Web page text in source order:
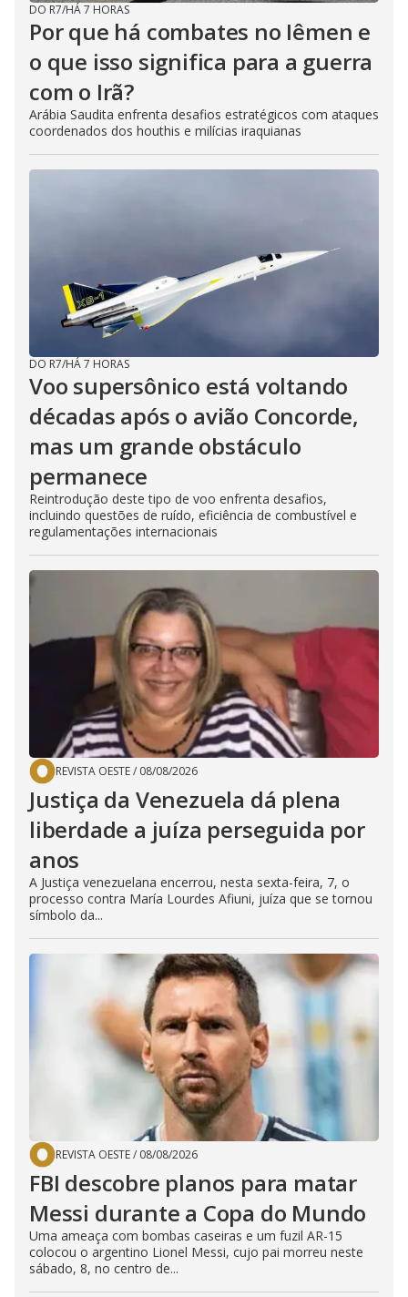
DO R7/HÁ 7 HORAS
Por que há combates no Iêmen e
o que isso significa para a guerra
com o Irã?
Arábia Saudita enfrenta desafios estratégicos com ataques
coordenados dos houthis e milícias iraquianas
DO R7/HÁ 7 HORAS
Voo supersônico está voltando
décadas após o avião Concorde,
mas um grande obstáculo
permanece
Reintrodução deste tipo de voo enfrenta desafios,
incluindo questões de ruído, eficiência de combustível e
regulamentações internacionais
REVISTA OESTE/ 08/08/2026
Justiça da Venezuela dá plena
liberdade a juíza perseguida por
anos
A Justiça venezuelana encerrou, nesta sexta-feira, 7, o
processo contra María Lourdes Afiuni, juíza que se tornou
símbolo da...
REVISTA OESTE/ 08/08/2026
FBI descobre planos para matar
Messi durante a Copa do Mundo
Uma ameaça com bombas caseiras e um fuzil AR-15
colocou o argentino Lionel Messi, cujo pai morreu neste
sábado, 8, no centro de...